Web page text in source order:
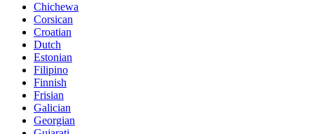
Chichewa
Corsican
Croatian
Dutch
Estonian
Filipino
Finnish
Frisian
Galician
Georgian